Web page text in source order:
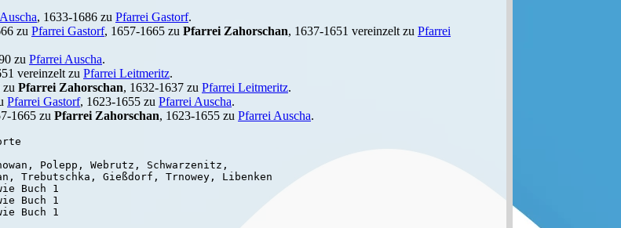
, 1633-1686 zu Pfarrei Gastorf.
zu Pfarrei Gastorf, 1657-1665 zu Pfarrei Zahorschan, 1637-1651 vereinzelt zu Pfarrei
zu Pfarrei Auscha.
vereinzelt zu Pfarrei Leitmeritz.
zu Pfarrei Zahorschan, 1632-1637 zu Pfarrei Leitmeritz.
Pfarrei Gastorf, 1623-1655 zu Pfarrei Auscha.
1665 zu Pfarrei Zahorschan, 1623-1655 zu Pfarrei Auscha.
Polepp, Webrutz, Schwarzenitz,
Trebutschka, Gießdorf, Trnowey, Libenken
Buch 1
Buch 1
Buch 1